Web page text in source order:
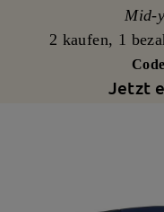
Mid-
2 kaufen, 1
Jetzt